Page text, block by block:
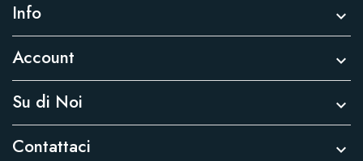
Info 
Account 
Su di Noi 
Contattaci 